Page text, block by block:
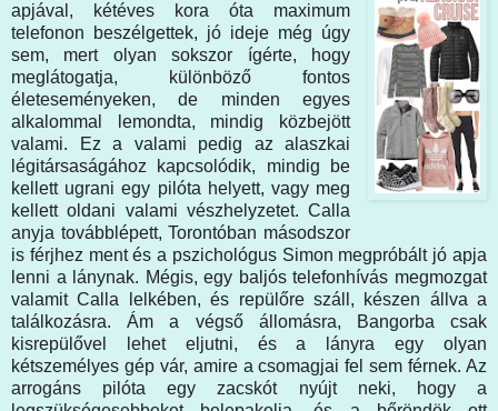
apjával, kétéves kora óta maximum
telefonon beszélgettek, jó ideje még úgy
sem, mert olyan sokszor ígérte, hogy
meglátogatja, különböző fontos
életeseményeken, de minden egyes
alkalommal lemondta, mindig közbejött
valami. Ez a valami pedig az alaszkai
légitársaságához kapcsolódik, mindig be
kellett ugrani egy pilóta helyett, vagy meg
kellett oldani valami vészhelyzetet. Calla
anyja továbblépett, Torontóban másodszor
is férjhez ment és a pszichológus Simon megpróbált jó apja
lenni a lánynak. Mégis, egy baljós telefonhívás megmozgat
valamit Calla lelkében, és repülőre száll, készen állva a
találkozásra. Ám a végső állomásra, Bangorba csak
kisrepülővel lehet eljutni, és a lányra egy olyan
kétszemélyes gép vár, amire a csomagjai fel sem férnek. Az
arrogáns pilóta egy zacskót nyújt neki, hogy a